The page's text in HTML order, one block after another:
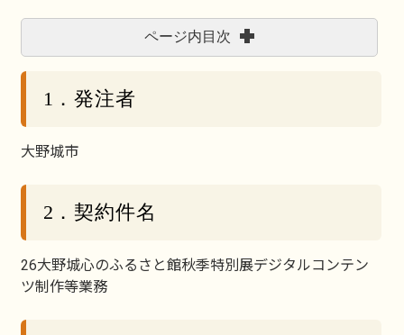
ページ内目次
1．発注者
大野城市
2．契約件名
26大野城心のふるさと館秋季特別展デジタルコンテン
ツ制作等業務